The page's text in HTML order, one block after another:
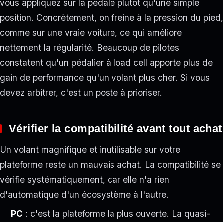
vous appliquez sur la pédale plutôt qu'une simple
position. Concrètement, on freine à la pression du pied,
comme sur une vraie voiture, ce qui améliore
nettement la régularité. Beaucoup de pilotes
constatent qu'un pédalier à load cell apporte plus de
gain de performance qu'un volant plus cher. Si vous
devez arbitrer, c'est un poste à prioriser.
Vérifier la compatibilité avant tout achat
Un volant magnifique et inutilisable sur votre
plateforme reste un mauvais achat. La compatibilité se
vérifie systématiquement, car elle n'a rien
d'automatique d'un écosystème à l'autre.
PC : c'est la plateforme la plus ouverte. La quasi-